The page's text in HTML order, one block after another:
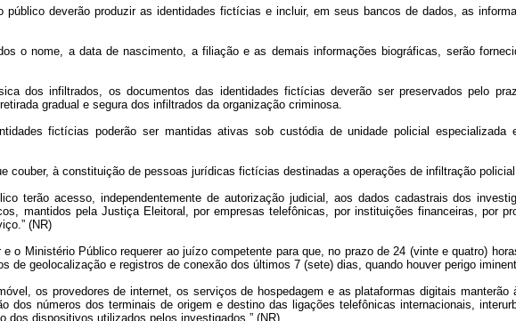
deverão produzir as identidades fictícias e incluir, em seus bancos de dados, as
o nome, a data de nascimento, a filiação e as demais informações biográficas, serão
dos infiltrados, os documentos das identidades fictícias deverão ser preservados pelo
gradual e segura dos infiltrados da organização criminosa.
fictícias poderão ser mantidas ativas sob custódia de unidade policial especializada
couber, à constituição de pessoas jurídicas fictícias destinadas a operações de infiltração
terão acesso, independentemente de autorização judicial, aos dados cadastrais dos
mantidos pela Justiça Eleitoral, por empresas telefônicas, por instituições financeiras, por
(NR)
o Ministério Público requerer ao juízo competente para que, no prazo de 24 (vinte e quatro)
de geolocalização e registros de conexão dos últimos 7 (sete) dias, quando houver perigo
os provedores de internet, os serviços de hospedagem e as plataformas digitais
dos números dos terminais de origem e destino das ligações telefônicas internacionais,
dispositivos utilizados pelos investigados.” (NR)